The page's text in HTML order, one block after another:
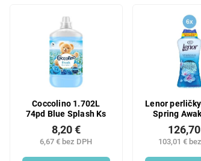
Coccolino 1.702L
74pd Blue Splash Ks
6,67 € bez DPH
8,20 €
Lenor
Spring
103,01 €